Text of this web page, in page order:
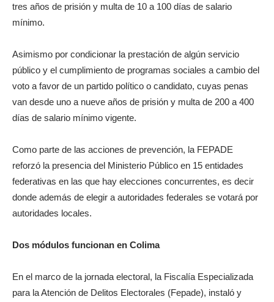
tres años de prisión y multa de 10 a 100 días de salario
mínimo.
Asimismo por condicionar la prestación de algún servicio
público y el cumplimiento de programas sociales a cambio del
voto a favor de un partido político o candidato, cuyas penas
van desde uno a nueve años de prisión y multa de 200 a 400
días de salario mínimo vigente.
Como parte de las acciones de prevención, la FEPADE
reforzó la presencia del Ministerio Público en 15 entidades
federativas en las que hay elecciones concurrentes, es decir
donde además de elegir a autoridades federales se votará por
autoridades locales.
Dos módulos funcionan en Colima
En el marco de la jornada electoral, la Fiscalía Especializada
para la Atención de Delitos Electorales (Fepade), instaló y